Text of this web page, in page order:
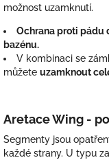
možnost uzamknutí.
Ochrana proti pádu
bazénu.
V kombinaci se
můžete uzamknout
Aretace Wing -
Segmenty jsou
každé strany. U typu